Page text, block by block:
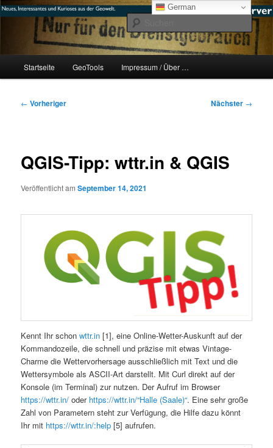
Zum
primären
#geoObserver
mikeE's GeoBlog
Startseite GeoTools Impressum / Über …
Beitragsnavigation
← Vorheriger Nächster →
QGIS-Tipp: wttr.in & QGIS
Veröffentlicht amSeptember 14, 2021
Kennt Ihr schonwttr.in [1], eine Online-Wetter-Auskunft auf der
Kommandozeile, die schnell und präzise mit etwas Vintage-
Charme die Wettervorhersage ausschließlich mit Text und die
Wettersymbole als ASCII-Art darstellt. Mit Curl direkt auf der
Konsole (im Terminal) zur nutzen. Der Aufruf im Browser
https://wttr.in/ oder https://wttr.in/“Halle (Saale)“. Eine sehr große
Zahl von Parametern steht zur Verfügung, die Hilfe dazu könnt
Ihr mit https://wttr.in/:help [5] aufrufen.
German